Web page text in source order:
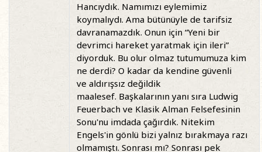
Hancıydık. Namımızı eylemimiz
koymalıydı. Ama bütünüyle de tarifsiz
davranamazdık. Onun için “Yeni bir
devrimci hareket yaratmak için ileri”
diyorduk. Bu olur olmaz tutumumuza kim
ne derdi? O kadar da kendine güvenli
ve aldırışsız değildik
maalesef. Başkalarının yanı sıra Ludwig
Feuerbach ve Klasik Alman Felsefesinin
Sonu'nu imdada çağırdık. Nitekim
Engels'in gönlü bizi yalnız bırakmaya razı
olmamıştı. Sonrası mı? Sonrası pek